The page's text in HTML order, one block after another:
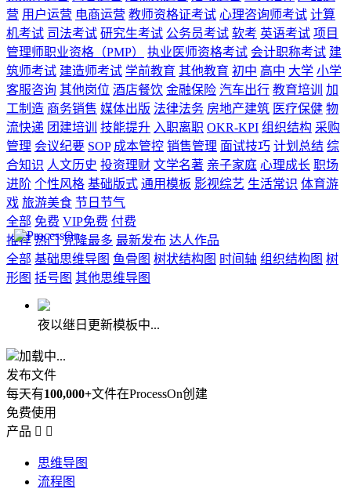
营 用户运营 电商运营 教师资格证考试 心理咨询师考试 计算
机考试 司法考试 研究生考试 公务员考试 软考 英语考试 项目
管理师职业资格（PMP）
执业医师资格考试 会计职称考试 建
筑师考试 建造师考试 学前教育 其他教育 初中 高中 大学 小学
客服咨询 其他岗位 酒店餐饮 金融保险 汽车出行 教育培训
加
工制造 商务销售 媒体出版 法律法务 房地产建筑 医疗保健 物
流快递 团建培训 技能提升 入职离职 OKR-KPI 组织结构 采购
管理 会议纪要 SOP 成本管控 销售管理 面试技巧 计划总结 综
合知识 人文历史 投资理财 文学名著 亲子家庭 心理成长 职场
进阶 个性风格 基础版式 通用模板 影视综艺 生活常识 体育游
戏 旅游美食 节日节气
全部 免费 VIP免费 付费
推荐 热门 克隆最多 最新发布 达人作品
全部 基础思维导图 鱼骨图 树状结构图 时间轴 组织结构图 树
形图 括号图 其他思维导图
夜以继日更新模板中...
加载中...
发布文件
每天有100,000+文件在ProcessOn创建
免费使用
产品  
思维导图
流程图